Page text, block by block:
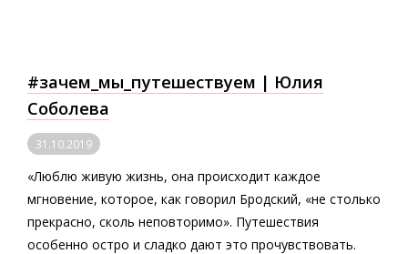
#зачем_мы_путешествуем | Юлия
Соболева
31.10.2019
«Люблю живую жизнь, она происходит каждое
мгновение, которое, как говорил Бродский, «не столько
прекрасно, сколь неповторимо». Путешествия
особенно остро и сладко дают это прочувствовать.